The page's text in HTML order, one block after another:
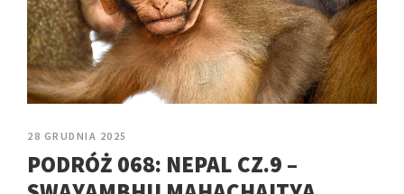
28 GRUDNIA 2025
PODRÓŻ 068: NEPAL CZ.9 –